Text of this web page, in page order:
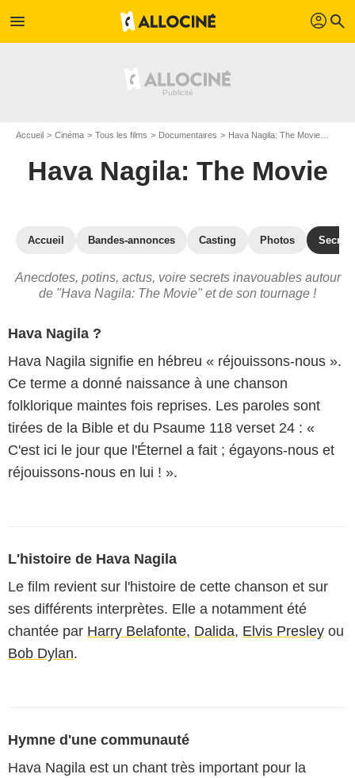
menu profil search
Accueil Cinéma Tous les films Documentaires Hava Nagila: The Movie
Hava Nagila: The Movie
Accueil Bandes-annonces Casting Photos
Anecdotes, potins, actus, voire secrets inavouables autour
de "Hava Nagila: The Movie" et de son tournage !
Hava Nagila ?
Hava Nagila signifie en hébreu « réjouissons-nous ».
Ce terme a donné naissance à une chanson
folklorique maintes fois reprises. Les paroles sont
tirées de la Bible et du Psaume 118 verset 24 : «
C'est ici le jour que l'Éternel a fait ; égayons-nous et
réjouissons-nous en lui ! ».
L'histoire de Hava Nagila
Le film revient sur l'histoire de cette chanson et sur
ses différents interprètes. Elle a notamment été
chantée par Harry Belafonte, Dalida, Elvis Presley ou
Bob Dylan.
Hymne d'une communauté
Hava Nagila est un chant très important pour la